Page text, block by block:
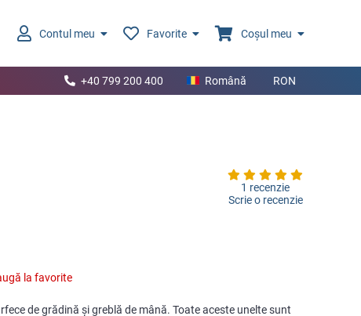
Contul meu Favorite Coșul meu
+40 799 200 400 Română RON
1 recenzie
Scrie o recenzie
la favorite
de grădină şi greblă de mână. Toate aceste unelte sunt